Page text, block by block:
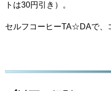
トは30円引き）。
セルフコーヒーTA☆DAで、